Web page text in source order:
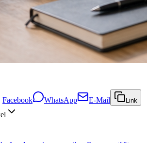
Facebook WhatsApp E-Mail Link